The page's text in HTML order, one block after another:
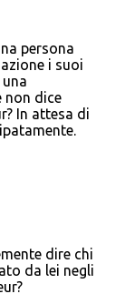
persona
i suoi
non dice
In attesa di
dire chi
da lei negli